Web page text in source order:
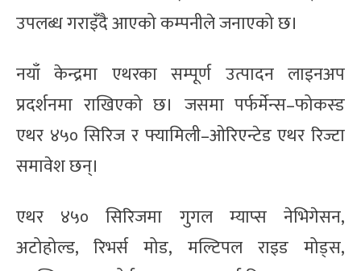
उपलब्ध गराइँदै आएको कम्पनीले जनाएको छ।
नयाँ केन्द्रमा एथरका सम्पूर्ण उत्पादन लाइनअप
प्रदर्शनमा राखिएको छ। जसमा पर्फर्मेन्स–फोकस्ड
एथर ४५० सिरिज र फ्यामिली–ओरिएन्टेड एथर रिज्टा
समावेश छन्।
एथर ४५० सिरिजमा गुगल म्याप्स नेभिगेसन,
अटोहोल्ड, रिभर्स मोड, मल्टिपल राइड मोड्स,